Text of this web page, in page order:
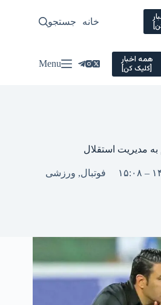
خانه سیاسی
جستجو
همه اخبار
[کلیک کن] Menu
به مدیریت استقلال
فوتبال, ورزشی